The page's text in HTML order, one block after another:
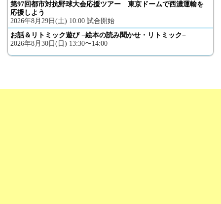
第97回都市対抗野球大会応援ツアー 東京ドームで西濃運輸を
応援しよう
2026年8月29日(土) 10:00 試合開始
お話＆リトミック遊び −絵本の読み聞かせ・リトミック−
2026年8月30日(日) 13:30〜14:00